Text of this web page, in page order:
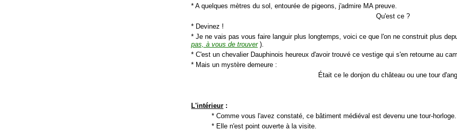
* A quelques mètres du sol, entourée de pigeons, j'admire MA preuve.
Qu'est ce ?
* Devinez !
* Je ne vais pas vous faire languir plus longtemps, voici ce que l'on ne construit plus
pas, à vous de trouver).
* C'est un chevalier Dauphinois heureux d'avoir trouvé ce vestige qui s'en retourne au
* Mais un mystère demeure :
Était ce le donjon du château ou une tour
L'intérieur :
* Comme vous l'avez constaté, ce bâtiment médiéval est devenu une tour-horloge.
* Elle n'est point ouverte à la visite.